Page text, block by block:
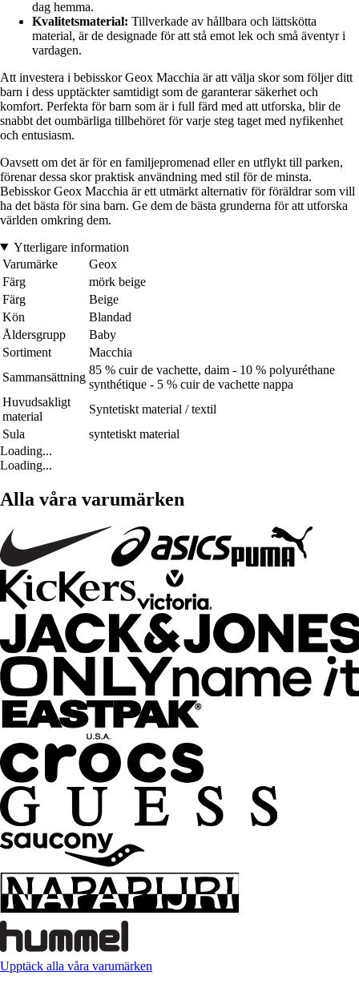
dag hemma.
Kvalitetsmaterial: Tillverkade av hållbara och lättskötta
material, är de designade för att stå emot lek och små äventyr i
vardagen.
Att investera i bebisskor Geox Macchia är att välja skor som följer ditt
barn i dess upptäckter samtidigt som de garanterar säkerhet och
komfort. Perfekta för barn som är i full färd med att utforska, blir de
snabbt det oumbärliga tillbehöret för varje steg taget med nyfikenhet
och entusiasm.
Oavsett om det är för en familjepromenad eller en utflykt till parken,
förenar dessa skor praktisk användning med stil för de minsta.
Bebisskor Geox Macchia är ett utmärkt alternativ för föräldrar som vill
ha det bästa för sina barn. Ge dem de bästa grunderna för att utforska
världen omkring dem.
Ytterligare information
Varumärke
Geox
Färg
mörk beige
Färg
Beige
Kön
Blandad
Åldersgrupp
Baby
Sortiment
Macchia
Sammansättning
85 % cuir de vachette, daim - 10 % polyuréthane
synthétique - 5 % cuir de vachette nappa
Huvudsakligt
material
Syntetiskt material / textil
Sula
syntetiskt material
Loading...
Loading...
Alla våra varumärken
Upptäck alla våra varumärken